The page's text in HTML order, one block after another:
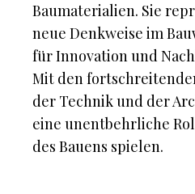
Baumaterialien. Sie
neue Denkweise im
für Innovation und
Mit den
der Technik und der
eine unentbehrliche
des Bauens spielen.